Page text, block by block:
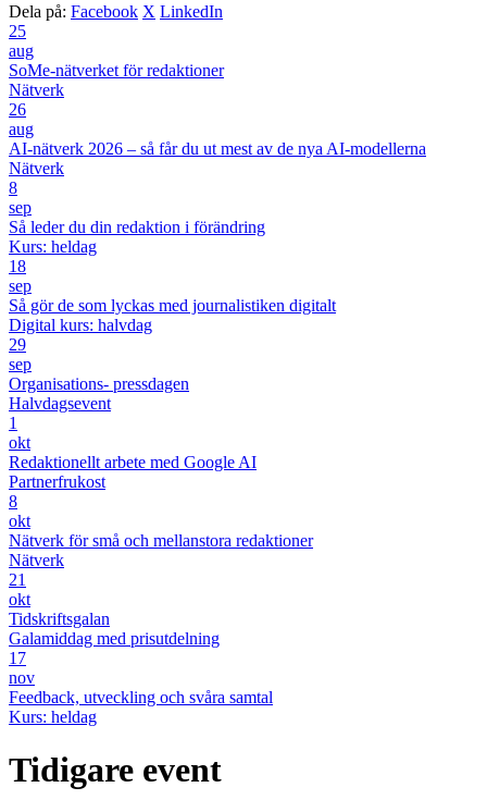
Dela på: Facebook X LinkedIn
25
aug
SoMe-nätverket för redaktioner
Nätverk
26
aug
AI-nätverk 2026 – så får du ut mest av de nya AI-modellerna
Nätverk
8
sep
Så leder du din redaktion i förändring
Kurs: heldag
18
sep
Så gör de som lyckas med journalistiken digitalt
Digital kurs: halvdag
29
sep
Organisations- pressdagen
Halvdagsevent
1
okt
Redaktionellt arbete med Google AI
Partnerfrukost
8
okt
Nätverk för små och mellanstora redaktioner
Nätverk
21
okt
Tidskriftsgalan
Galamiddag med prisutdelning
17
nov
Feedback, utveckling och svåra samtal
Kurs: heldag
Tidigare event